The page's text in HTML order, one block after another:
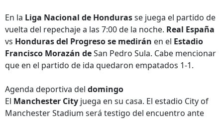
En la Liga Nacional de Hondurasse juega el partido de
vuelta del repechaje a las 7:00 de la noche. Real España
vs Honduras del Progreso se medirán en el Estadio
Francisco Morazán deSan Pedro Sula. Cabe mencionar
que en el partido de ida quedaron empatados 1-1.
Agenda deportiva del domingo
El Manchester City juega en su casa. El estadio City of
Manchester Stadium será testigo del encuentro ante